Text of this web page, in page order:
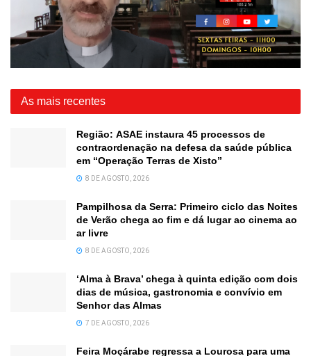
As mais recentes
Região: ASAE instaura 45 processos de
contraordenação na defesa da saúde pública
em “Operação Terras de Xisto”
8 DE AGOSTO, 2026
Pampilhosa da Serra: Primeiro ciclo das Noites
de Verão chega ao fim e dá lugar ao cinema ao
ar livre
8 DE AGOSTO, 2026
‘Alma à Brava’ chega à quinta edição com dois
dias de música, gastronomia e convívio em
Senhor das Almas
7 DE AGOSTO, 2026
Feira Moçárabe regressa a Lourosa para uma